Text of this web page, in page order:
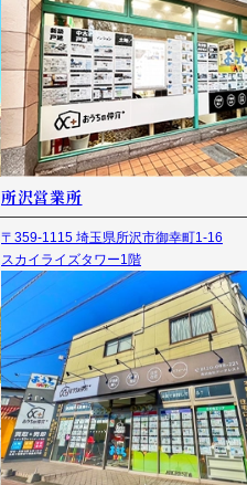
所沢営業所
〒359-1115 埼玉県所沢市御幸町1-16
スカイライズタワー1階